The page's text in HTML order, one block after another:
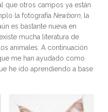
que otros campos ya están
la fotografía Newborn,
la
es bastante nueva en
mucha literatura de
animales. A continuación
me han ayudado como
he ido aprendiendo a base